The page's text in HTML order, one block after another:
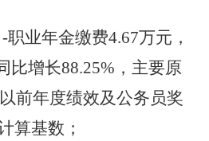
-职业年金缴费4.67万元，
比增长88.25%，主要原
前年度绩效及公务员奖
算基数 ；